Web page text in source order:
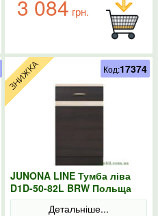
3 084 грн.
JUNONA LINE Тумба ліва
D1D-50-82L BRW Польща
венге
Детальніше...
Код:17374